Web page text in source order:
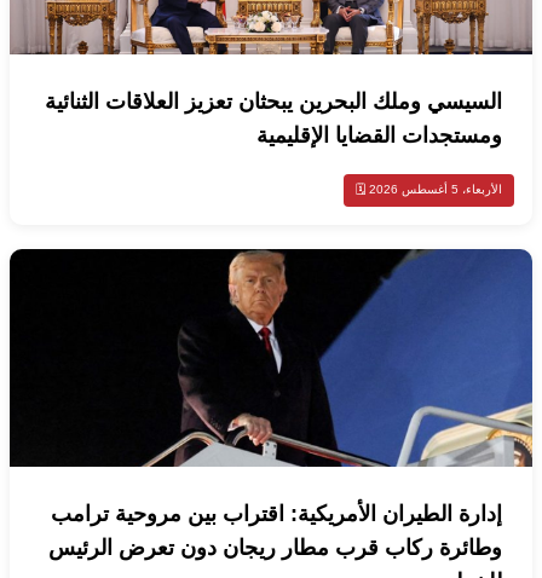
السيسي وملك البحرين يبحثان تعزيز العلاقات الثنائية
ومستجدات القضايا الإقليمية
الأربعاء، 5 أغسطس 2026 🗓️
إدارة الطيران الأمريكية: اقتراب بين مروحية ترامب
وطائرة ركاب قرب مطار ريجان دون تعرض الرئيس